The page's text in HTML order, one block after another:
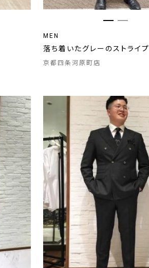
MEN
落ち着いたグレーのストライプ
京都四条河原町店